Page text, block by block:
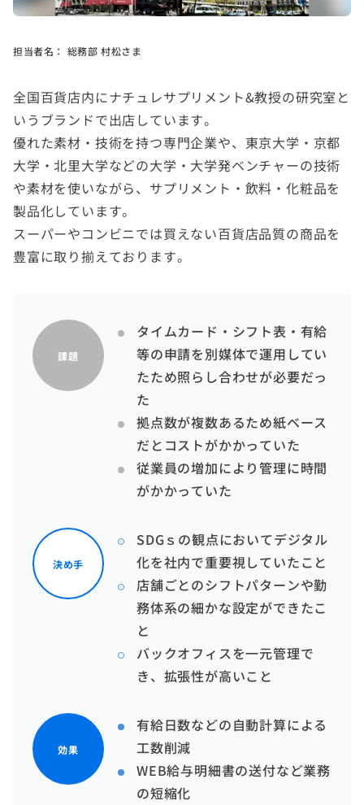
担当者名： 総務部 村松さま
全国百貨店内にナチュレサプリメント&教授の研究室と
いうブランドで出店しています。
優れた素材・技術を持つ専門企業や、東京大学・京都
大学・北里大学などの大学・大学発ベンチャーの技術
や素材を使いながら、サプリメント・飲料・化粧品を
製品化しています。
スーパーやコンビニでは買えない百貨店品質の商品を
豊富に取り揃えております。
課題
タイムカード・シフト表・有給
等の申請を別媒体で運用してい
たため照らし合わせが必要だっ
た
拠点数が複数あるため紙ベース
だとコストがかかっていた
従業員の増加により管理に時間
がかかっていた
決め手
SDGｓの観点においてデジタル
化を社内で重要視していたこと
店舗ごとのシフトパターンや勤
務体系の細かな設定ができたこ
と
バックオフィスを一元管理で
き、拡張性が高いこと
効果
有給日数などの自動計算による
工数削減
WEB給与明細書の送付など業務
の短縮化